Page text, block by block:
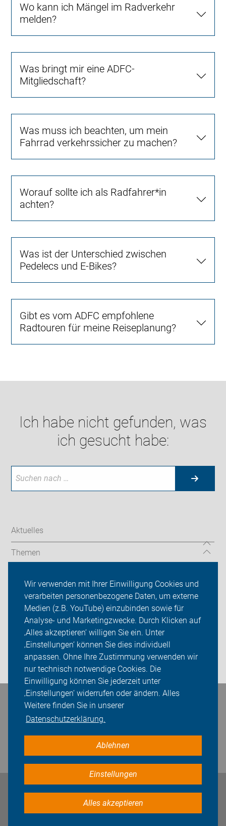
Wir verwenden mit Ihrer Einwilligung Cookies und
verarbeiten personenbezogene Daten, um externe
Medien (z.B. YouTube) einzubinden sowie für
Analyse- und Marketingzwecke. Durch Klicken auf
‚Alles akzeptieren‘ willigen Sie ein. Unter
‚Einstellungen‘ können Sie dies individuell
anpassen. Ohne Ihre Zustimmung verwenden wir
nur technisch notwendige Cookies. Die
Einwilligung können Sie jederzeit unter
‚Einstellungen‘ widerrufen oder ändern. Alles
Weitere finden Sie in unserer
Datenschutzerklärung.
Ablehnen
Einstellungen
Alles akzeptieren
Wo kann ich Mängel im Radverkehr
melden?
Was bringt mir eine ADFC-
Mitgliedschaft?
Was muss ich beachten, um mein
Fahrrad verkehrssicher zu machen?
Worauf sollte ich als Radfahrer*in
achten?
Was ist der Unterschied zwischen
Pedelecs und E-Bikes?
Gibt es vom ADFC empfohlene
Radtouren für meine Reiseplanung?
Ich habe nicht gefunden, was
ich gesucht habe:
Aktuelles
Themen
ADFC Lüdinghausen
Sei dabei
Presse
Login
Bleiben Sie in Kontakt